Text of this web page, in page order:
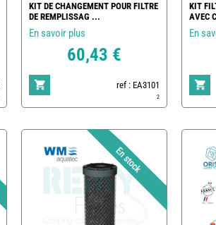
KIT DE CHANGEMENT POUR FILTRE
DE REMPLISSAG ...
En savoir plus
60,43 €
ref : EA3101
2
KIT
AVEC
En